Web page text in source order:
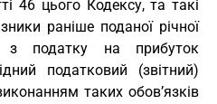
46 цього Кодексу, та такі
раніше поданої річної
з податку на прибуток
податковий (звітний)
таких обов’язків